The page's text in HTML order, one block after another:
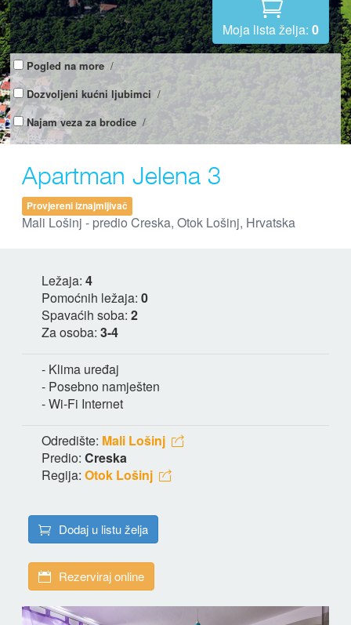
Moja lista želja: 0
Pogled na more /
Dozvoljeni kućni ljubimci /
Najam veza za brodice /
Apartman Jelena 3
Provjereni iznajmljivač
Mali Lošinj - predio Creska, Otok Lošinj, Hrvatska
Ležaja: 4
Pomoćnih ležaja: 0
Spavaćih soba: 2
Za osoba: 3-4
- Klima uređaj
- Posebno namješten
- Wi-Fi Internet
Odredište: Mali Lošinj
Predio: Creska
Regija: Otok Lošinj
Dodaj u listu želja
Rezerviraj online